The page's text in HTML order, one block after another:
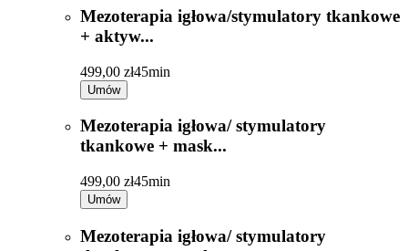
Mezoterapia igłowa/stymulatory tkankowe
+ aktyw...
499,00 zł45min
Umów
Mezoterapia igłowa/ stymulatory
tkankowe + mask...
499,00 zł45min
Umów
Mezoterapia igłowa/ stymulatory